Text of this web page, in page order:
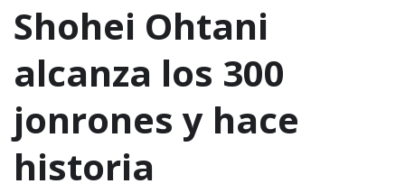
Shohei Ohtani
alcanza los 300
jonrones y hace
historia